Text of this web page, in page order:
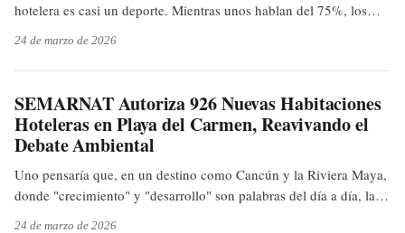
hotelera es casi un deporte. Mientras unos hablan del 75%, los
pero aquí la realidad siempre va varios kilómetros adelante.
24 de marzo de 2026
SEMARNAT Autoriza 926 Nuevas Habitaciones
Hoteleras en Playa del Carmen, Reavivando el
Debate Ambiental
Uno pensaría que, en un destino como Cancún y la Riviera Maya,
donde "crecimiento" y "desarrollo" son palabras del día a día, la
24 de marzo de 2026